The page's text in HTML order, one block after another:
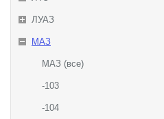
ЛУАЗ
МАЗ
МАЗ (все)
-103
-104